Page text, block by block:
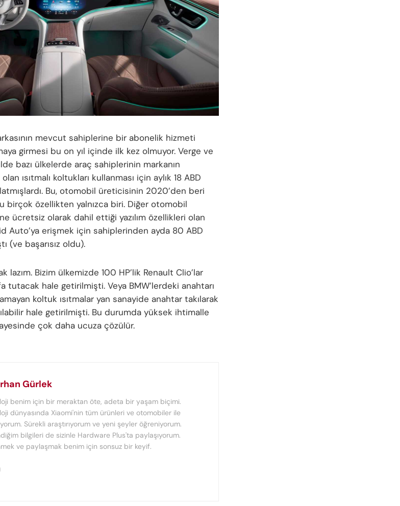
mevcut sahiplerine bir abonelik hizmeti
girmesi bu on yıl içinde ilk kez olmuyor. Verge ve
bazı ülkelerde araç sahiplerinin markanın
ısıtmalı koltukları kullanması için aylık 18 ABD
Bu, otomobil üreticisinin 2020’den beri
birçok özellikten yalnızca biri. Diğer otomobil
ücretsiz olarak dahil ettiği yazılım özellikleri olan
Auto’ya erişmek için sahiplerinden ayda 80 ABD
(ve başarısız oldu).
lazım. Bizim ülkemizde 100 HP’lik Renault Clio’lar
tutacak hale getirilmişti. Veya BMW’lerdeki anahtarı
koltuk ısıtmalar yan sanayide anahtar takılarak
hale getirilmişti. Bu durumda yüksek ihtimalle
çok daha ucuza çözülür.
Gürlek
benim için bir meraktan öte, adeta bir yaşam biçimi.
dünyasında Xiaomi'nin tüm ürünleri ve otomobiler ile
Sürekli araştırıyorum ve yeni şeyler öğreniyorum.
bilgileri de sizinle Hardware Plus'ta paylaşıyorum.
ve paylaşmak benim için sonsuz bir keyif.